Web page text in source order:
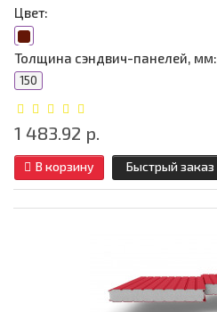
Цвет:
Толщина сэндвич-панелей, мм:
150
1 483.92 р.
В корзину Быстрый заказ